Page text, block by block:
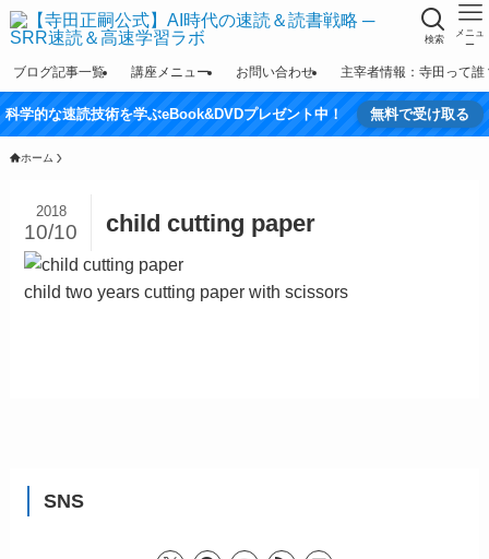
検索
メニュ
ー
ブログ記事一覧 講座メニュー お問い合わせ 主宰者情報：寺田って誰
科学的な速読技術を学ぶeBook&DVDプレゼント中！ 無料で受け取る
ホーム
child cutting paper
2018
10/10
child two years cutting paper with scissors
SNS